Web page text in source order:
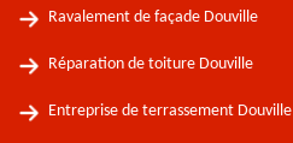
Ravalement de façade Douville
Réparation de toiture Douville
Entreprise de terrassement Douville